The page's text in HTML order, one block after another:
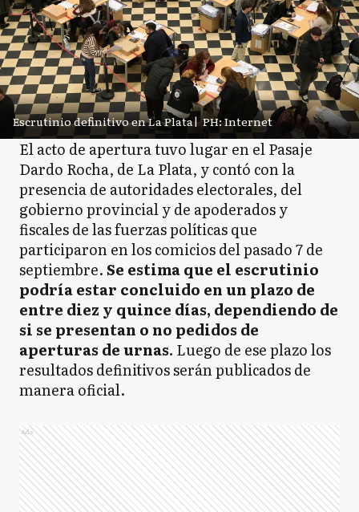
Escrutinio definitivo en La Plata| PH: Internet
El acto de apertura tuvo lugar en el Pasaje
Dardo Rocha, de La Plata, y contó con la
presencia de autoridades electorales, del
gobierno provincial y de apoderados y
fiscales de las fuerzas políticas que
participaron en los comicios del pasado 7 de
septiembre.Se estima que el escrutinio
podría estar concluido en un plazo de
entre diez y quince días, dependiendo de
si se presentan o no pedidos de
aperturas de urnas. Luego de ese plazo los
resultados definitivos serán publicados de
manera oficial.
Ads